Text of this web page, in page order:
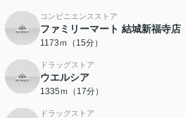
コンビニエンスストア
ファミリーマート 結城新福寺店
1173ｍ（15分）
ドラッグストア
ウエルシア
1335ｍ（17分）
ドラッグストア